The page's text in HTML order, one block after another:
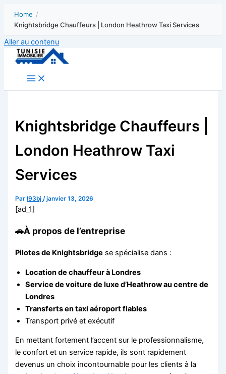
Home /
Knightsbridge Chauffeurs | London Heathrow Taxi Services
Aller au contenu
Knightsbridge Chauffeurs |
London Heathrow Taxi
Services
Par l93bj/janvier 13, 2026
[ad_1]
🚗À propos de l’entreprise
Pilotes de Knightsbridge se spécialise dans :
Location de chauffeur à Londres
Service de voiture de luxe d’Heathrow au centre de
Londres
Transferts en taxi aéroport fiables
Transport privé et exécutif
En mettant fortement l’accent sur le professionnalisme,
le confort et un service rapide, ils sont rapidement
devenus un choix incontournable pour les clients à la